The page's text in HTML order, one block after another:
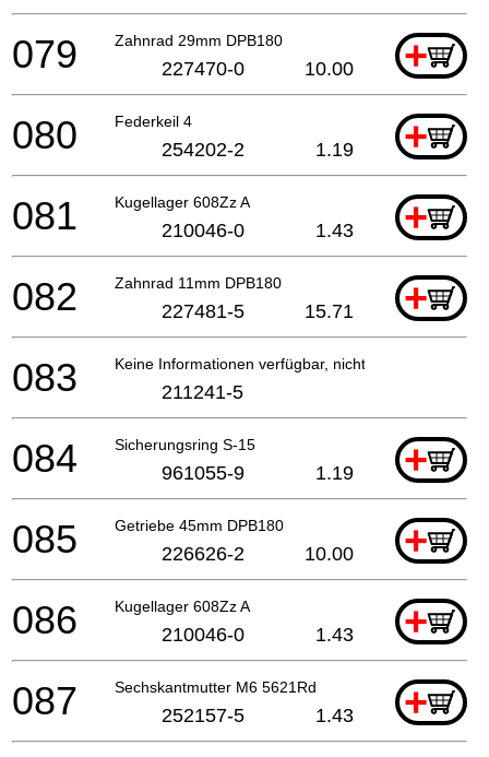
Zahnrad 29mm DPB180 +
079 227470-0 10.00
Federkeil 4 +
080 254202-2 1.19
Kugellager 608Zz A +
081 210046-0 1.43
Zahnrad 11mm DPB180 +
082 227481-5 15.71
Keine Informationen verfügbar, nicht bestellbar
083 211241-5
Sicherungsring S-15 +
084 961055-9 1.19
Getriebe 45mm DPB180 +
085 226626-2 10.00
Kugellager 608Zz A +
086 210046-0 1.43
Sechskantmutter M6 5621Rd +
087 252157-5 1.43